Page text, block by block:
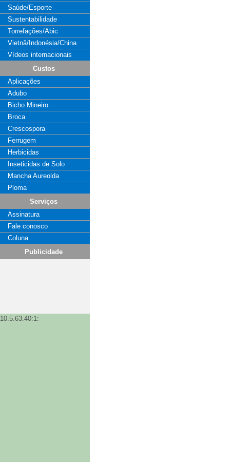
Saúde/Esporte
Sustentabilidade
Torrefações/Abic
Vietnã/Indonésia/China
Vídeos internacionais
Custos
Aplicações
Adubo
Bicho Mineiro
Broca
Crescospora
Ferrugem
Herbicidas
Inseticidas de Solo
Mancha Aureolda
Ploma
Serviços
Assinatura
Fale conosco
Coluna
Publicidade
10.5.63.40:1: